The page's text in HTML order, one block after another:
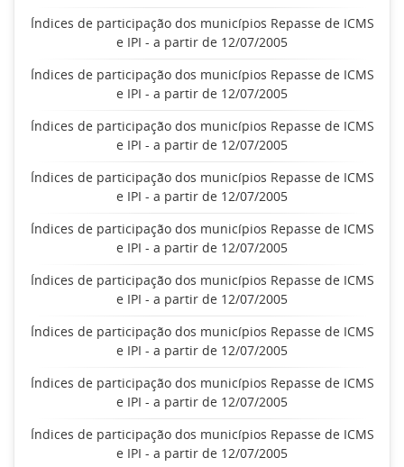
Índices de participação dos municípios Repasse de ICMS
e IPI - a partir de 12/07/2005
Índices de participação dos municípios Repasse de ICMS
e IPI - a partir de 12/07/2005
Índices de participação dos municípios Repasse de ICMS
e IPI - a partir de 12/07/2005
Índices de participação dos municípios Repasse de ICMS
e IPI - a partir de 12/07/2005
Índices de participação dos municípios Repasse de ICMS
e IPI - a partir de 12/07/2005
Índices de participação dos municípios Repasse de ICMS
e IPI - a partir de 12/07/2005
Índices de participação dos municípios Repasse de ICMS
e IPI - a partir de 12/07/2005
Índices de participação dos municípios Repasse de ICMS
e IPI - a partir de 12/07/2005
Índices de participação dos municípios Repasse de ICMS
e IPI - a partir de 12/07/2005